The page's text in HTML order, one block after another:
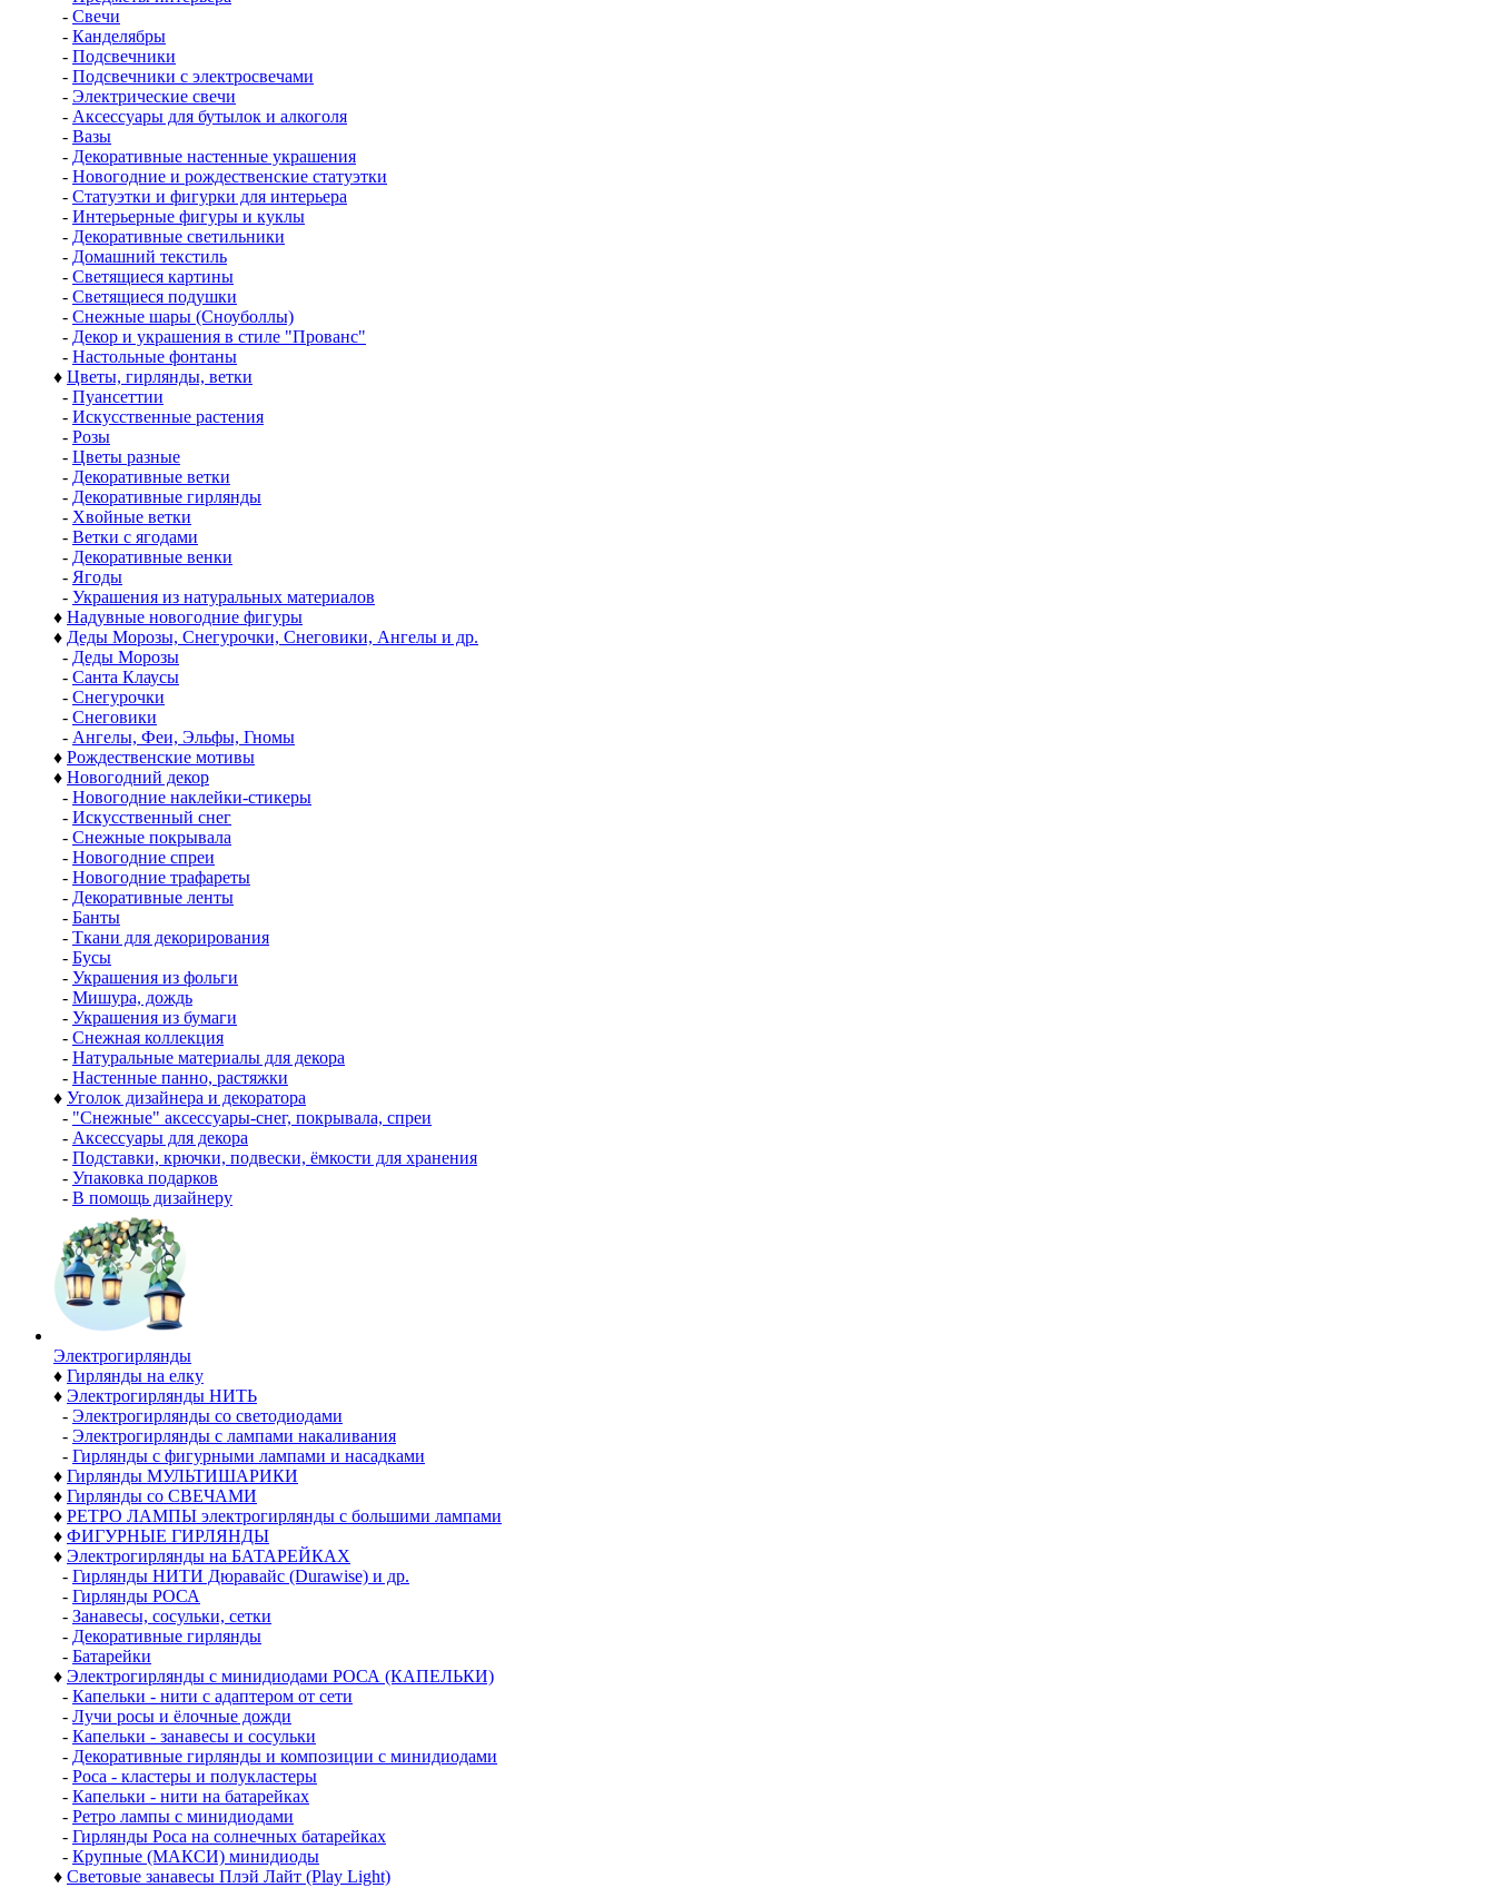
- Свечи
- Канделябры
- Подсвечники
- Подсвечники с электросвечами
- Электрические свечи
- Аксессуары для бутылок и алкоголя
- Вазы
- Декоративные настенные украшения
- Новогодние и рождественские статуэтки
- Статуэтки и фигурки для интерьера
- Интерьерные фигуры и куклы
- Декоративные светильники
- Домашний текстиль
- Светящиеся картины
- Светящиеся подушки
- Снежные шары (Сноуболлы)
- Декор и украшения в стиле "Прованс"
- Настольные фонтаны
♦ Цветы, гирлянды, ветки
- Пуансеттии
- Искусственные растения
- Розы
- Цветы разные
- Декоративные ветки
- Декоративные гирлянды
- Хвойные ветки
- Ветки с ягодами
- Декоративные венки
- Ягоды
- Украшения из натуральных материалов
♦ Надувные новогодние фигуры
♦ Деды Морозы, Снегурочки, Снеговики, Ангелы и др.
- Деды Морозы
- Санта Клаусы
- Снегурочки
- Снеговики
- Ангелы, Феи, Эльфы, Гномы
♦ Рождественские мотивы
♦ Новогодний декор
- Новогодние наклейки-стикеры
- Искусственный снег
- Снежные покрывала
- Новогодние спреи
- Новогодние трафареты
- Декоративные ленты
- Банты
- Ткани для декорирования
- Бусы
- Украшения из фольги
- Мишура, дождь
- Украшения из бумаги
- Снежная коллекция
- Натуральные материалы для декора
- Настенные панно, растяжки
♦ Уголок дизайнера и декоратора
- "Снежные" аксессуары-снег, покрывала, спреи
- Аксессуары для декора
- Подставки, крючки, подвески, ёмкости для хранения
- Упаковка подарков
- В помощь дизайнеру
Электро­гирлянды
♦ Гирлянды на елку
♦ Электрогирлянды НИТЬ
- Электрогирлянды со светодиодами
- Электрогирлянды с лампами накаливания
- Гирлянды с фигурными лампами и насадками
♦ Гирлянды МУЛЬТИШАРИКИ
♦ Гирлянды со СВЕЧАМИ
♦ РЕТРО ЛАМПЫ электрогирлянды с большими лампами
♦ ФИГУРНЫЕ ГИРЛЯНДЫ
♦ Электрогирлянды на БАТАРЕЙКАХ
- Гирлянды НИТИ Дюравайс (Durawise) и др.
- Гирлянды РОСА
- Занавесы, сосульки, сетки
- Декоративные гирлянды
- Батарейки
♦ Электрогирлянды с минидиодами РОСА (КАПЕЛЬКИ)
- Капельки - нити с адаптером от сети
- Лучи росы и ёлочные дожди
- Капельки - занавесы и сосульки
- Декоративные гирлянды и композиции с минидиодами
- Роса - кластеры и полукластеры
- Капельки - нити на батарейках
- Ретро лампы с минидиодами
- Гирлянды Роса на солнечных батарейках
- Крупные (МАКСИ) минидиоды
♦ Световые занавесы Плэй Лайт (Play Light)